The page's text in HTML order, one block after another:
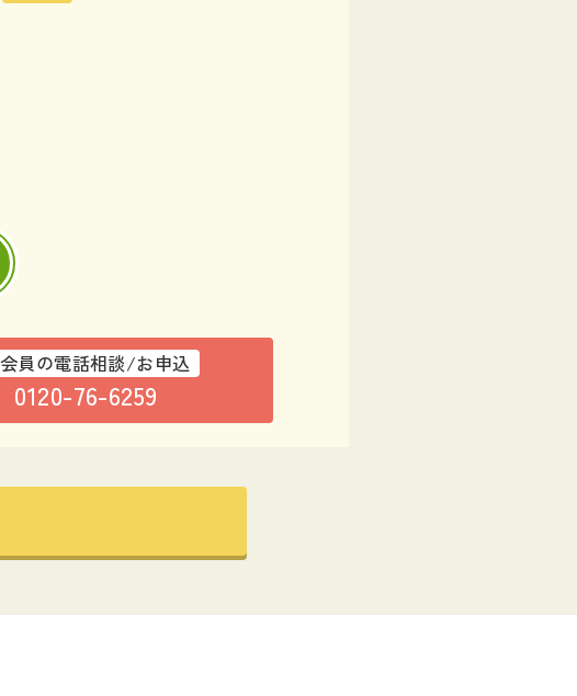
員の電話相談/お申込
0120-76-6259